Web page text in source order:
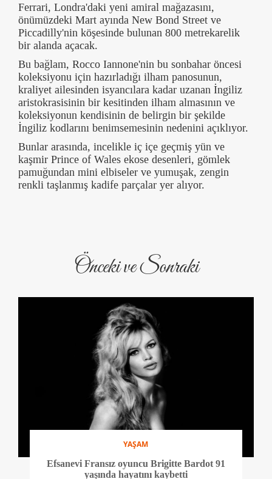
Ferrari, Londra'daki yeni amiral mağazasını,
önümüzdeki Mart ayında New Bond Street ve
Piccadilly'nin köşesinde bulunan 800 metrekarelik
bir alanda açacak.
Bu bağlam, Rocco Iannone'nin bu sonbahar öncesi
koleksiyonu için hazırladığı ilham panosunun,
kraliyet ailesinden isyancılara kadar uzanan İngiliz
aristokrasisinin bir kesitinden ilham almasının ve
koleksiyonun kendisinin de belirgin bir şekilde
İngiliz kodlarını benimsemesinin nedenini açıklıyor.
Bunlar arasında, incelikle iç içe geçmiş yün ve
kaşmir Prince of Wales ekose desenleri, gömlek
pamuğundan mini elbiseler ve yumuşak, zengin
renkli taşlanmış kadife parçalar yer alıyor.
Önceki ve Sonraki
YAŞAM
Efsanevi Fransız oyuncu Brigitte Bardot 91
yaşında hayatını kaybetti